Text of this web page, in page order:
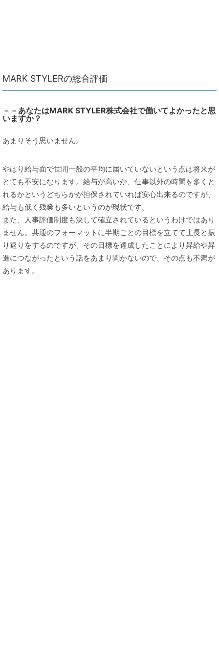
MARK STYLERの総合評価
－－あなたはMARK STYLER株式会社で働いてよかったと思
いますか？
あまりそう思いません。
やはり給与面で世間一般の平均に届いていないという点は将来が
とても不安になります。給与が高いか、仕事以外の時間を多くと
れるかというどちらかが担保されていれば安心出来るのですが、
給与も低く残業も多いというのが現状です。
また、人事評価制度も決して確立されているというわけではあり
ません。共通のフォーマットに半期ごとの目標を立てて上長と振
り返りをするのですが、その目標を達成したことにより昇給や昇
進につながったという話をあまり聞かないので、その点も不満が
あります。